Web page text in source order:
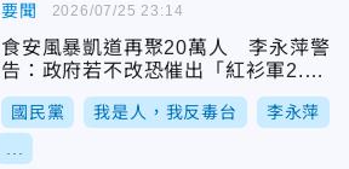
要聞
食安風暴凱道再聚20萬人 李永萍警
告：政府若不改恐催出「紅衫軍2.
0」
國民黨 我是人，我反毒台 李永萍
2026/07/25 23:14